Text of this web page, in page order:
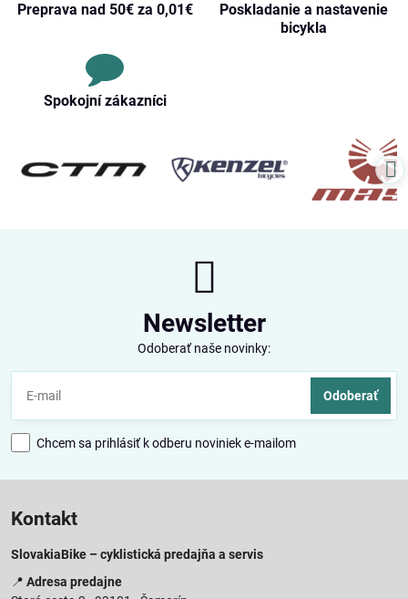
Preprava nad 50€ za 0,01€
Poskladanie a nastavenie
bicykla
Spokojní zákazníci
Newsletter
Odoberať naše novinky:
Odoberať
Chcem sa prihlásiť k odberu noviniek e-mailom
Kontakt
SlovakiaBike – cyklistická predajňa a servis
📍 Adresa predajne